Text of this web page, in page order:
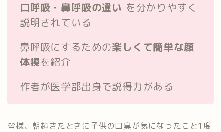
口呼吸・鼻呼吸の違い を分かりやすく
説明されている
鼻呼吸にするための楽しくて簡単な顔
体操を紹介
作者が医学部出身で説得力がある
皆様、朝起きたときに子供の口臭が気になったこと1度